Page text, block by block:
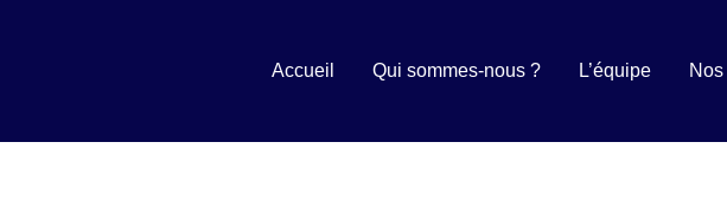
Accueil Qui sommes-nous ? L’équipe